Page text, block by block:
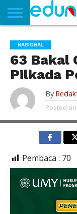
NEWS
EDUNEWS
LITERASI
PUSTAKA
SOSOK
TEKNO
KHASANAH
SASTRA
NASIONAL
63 Bakal
Pilkada
By
Posted on
Pembaca : 70